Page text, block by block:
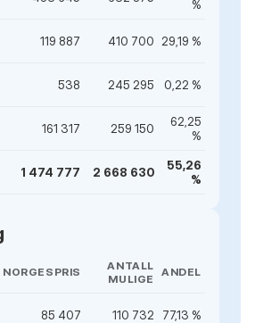
%
119 887 410 700 29,19 %
538 245 295 0,22 %
161 317 259 150
62,25
%
1 474 777 2 668 630
55,26
%
NORGESPRIS
ANTALL
MULIGE
ANDEL
85 407 110 732 77,13 %